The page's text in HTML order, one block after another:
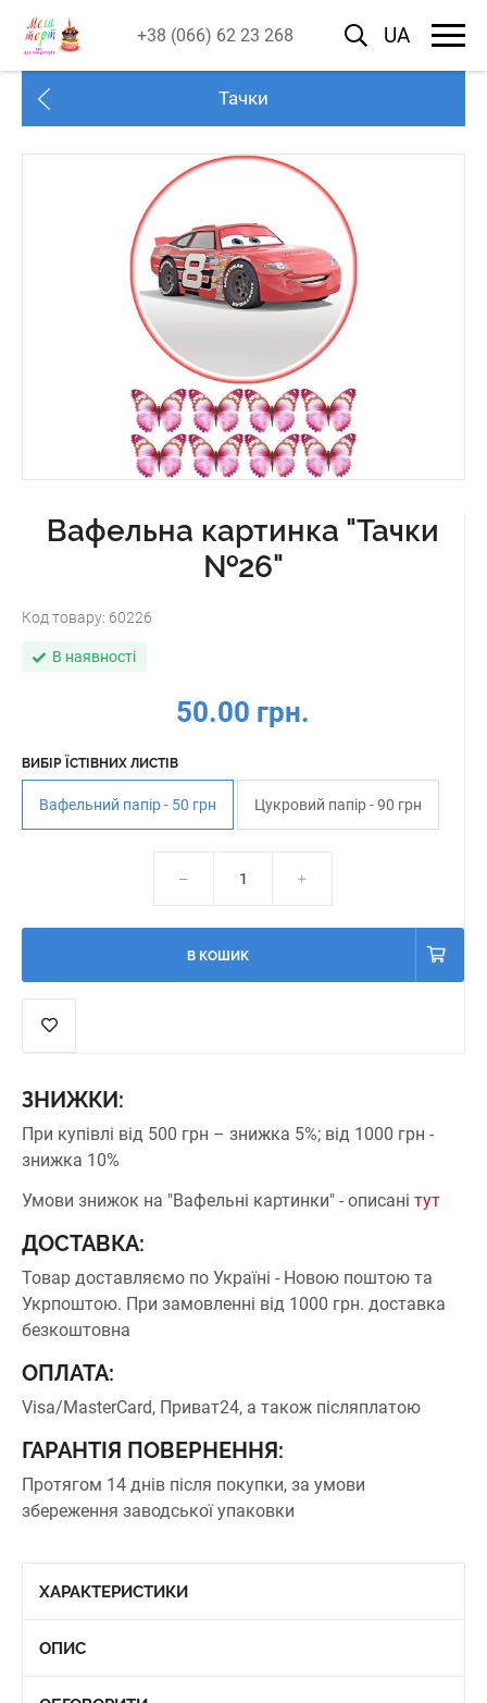
+38 (066) 62 23 268 UA
Тачки
Вафельна картинка "Тачки
№26"
Код товару: 60226
В наявності
50.00 грн.
ВИБІР ЇСТІВНИХ ЛИСТІВ
Вафельний папір - 50 грн Цукровий папір - 90 грн
В КОШИК
ЗНИЖКИ:
При купівлі від 500 грн – знижка 5%; від 1000 грн -
знижка 10%
Умови знижок на "Вафельні картинки" - описані тут
ДОСТАВКА:
Товар доставляємо по Україні - Новою поштою та
Укрпоштою. При замовленні від 1000 грн. доставка
безкоштовна
ОПЛАТА:
Visa/MasterCard, Приват24, а також післяплатою
ГАРАНТІЯ ПОВЕРНЕННЯ:
Протягом 14 днів після покупки, за умови
збереження заводської упаковки
ХАРАКТЕРИСТИКИ
ОПИС